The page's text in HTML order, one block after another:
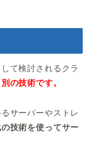
て検討されるクラ
の技術です。
サーバーやストレ
技術を使ってサー